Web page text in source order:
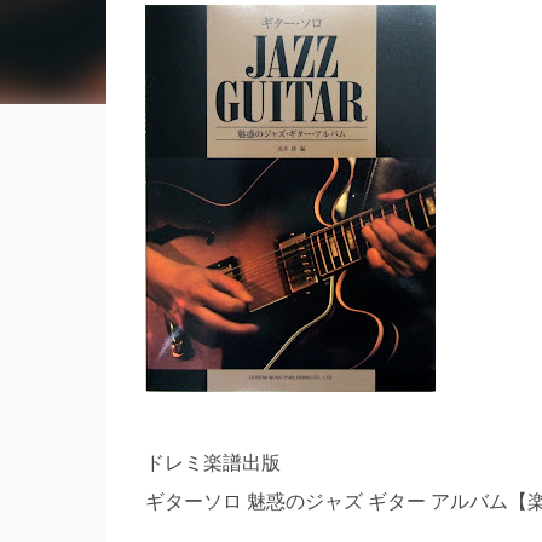
ドレミ楽譜出版
ギターソロ 魅惑のジャズ ギター アルバム【